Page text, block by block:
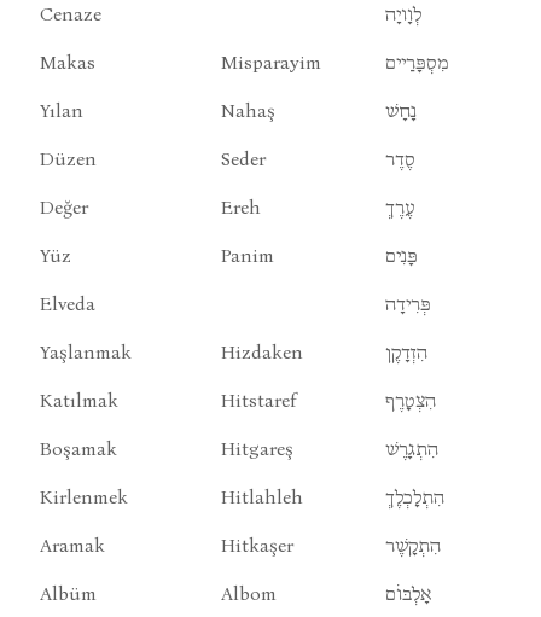
Cenaze לְוָויָה
Makas Misparayim מִסְפָּרַיים
Yılan Nahaş נָחָשׁ
Düzen Seder סֶדֶר
Değer Ereh עֶרֶךְ
Yüz Panim פָּנִים
Elveda פְּרִידָה
Yaşlanmak Hizdaken הִזְדָקֶן
Katılmak Hitstaref הִצְטָרֶף
Boşamak Hitgareş הִתְגָרֶשׁ
Kirlenmek Hitlahleh הִתְלָכְלֶךְ
Aramak Hitkaşer הִתְקָשֶׁר
Albüm Albom אָלְבּוֹם